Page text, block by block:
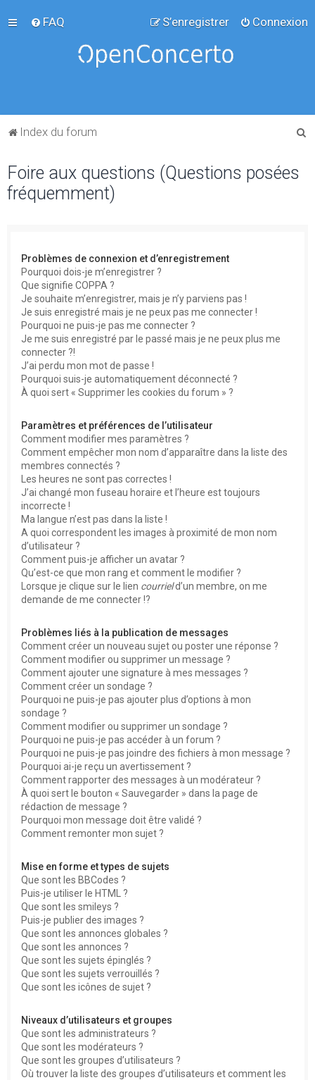
FAQ Connexion
S’enregistrer
Index du forum
Foire aux questions (Questions posées
fréquemment)
Problèmes de connexion et d’enregistrement
Pourquoi dois-je m’enregistrer ?
Que signifie COPPA ?
Je souhaite m’enregistrer, mais je n’y parviens pas !
Je suis enregistré mais je ne peux pas me connecter !
Pourquoi ne puis-je pas me connecter ?
Je me suis enregistré par le passé mais je ne peux plus me
connecter ?!
J’ai perdu mon mot de passe !
Pourquoi suis-je automatiquement déconnecté ?
À quoi sert « Supprimer les cookies du forum » ?
Paramètres et préférences de l’utilisateur
Comment modifier mes paramètres ?
Comment empêcher mon nom d’apparaître dans la liste des
membres connectés ?
Les heures ne sont pas correctes !
J’ai changé mon fuseau horaire et l’heure est toujours
incorrecte !
Ma langue n’est pas dans la liste !
A quoi correspondent les images à proximité de mon nom
d’utilisateur ?
Comment puis-je afficher un avatar ?
Qu’est-ce que mon rang et comment le modifier ?
Lorsque je clique sur le lien courrield’un membre, on me
demande de me connecter !?
Problèmes liés à la publication de messages
Comment créer un nouveau sujet ou poster une réponse ?
Comment modifier ou supprimer un message ?
Comment ajouter une signature à mes messages ?
Comment créer un sondage ?
Pourquoi ne puis-je pas ajouter plus d’options à mon
sondage ?
Comment modifier ou supprimer un sondage ?
Pourquoi ne puis-je pas accéder à un forum ?
Pourquoi ne puis-je pas joindre des fichiers à mon message ?
Pourquoi ai-je reçu un avertissement ?
Comment rapporter des messages à un modérateur ?
À quoi sert le bouton « Sauvegarder » dans la page de
rédaction de message ?
Pourquoi mon message doit être validé ?
Comment remonter mon sujet ?
Mise en forme et types de sujets
Que sont les BBCodes ?
Puis-je utiliser le HTML ?
Que sont les smileys ?
Puis-je publier des images ?
Que sont les annonces globales ?
Que sont les annonces ?
Que sont les sujets épinglés ?
Que sont les sujets verrouillés ?
Que sont les icônes de sujet ?
Niveaux d’utilisateurs et groupes
Que sont les administrateurs ?
Que sont les modérateurs ?
Que sont les groupes d’utilisateurs ?
Où trouver la liste des groupes d’utilisateurs et comment les